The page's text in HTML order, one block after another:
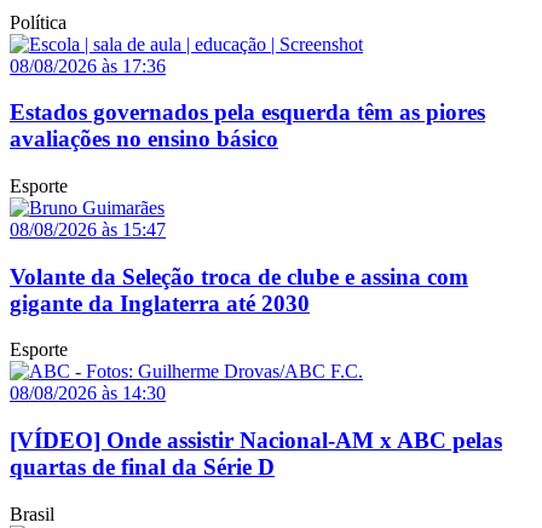
Política
08/08/2026 às 17:36
Estados governados pela esquerda têm as piores
avaliações no ensino básico
Esporte
08/08/2026 às 15:47
Volante da Seleção troca de clube e assina com
gigante da Inglaterra até 2030
Esporte
08/08/2026 às 14:30
[VÍDEO] Onde assistir Nacional-AM x ABC pelas
quartas de final da Série D
Brasil